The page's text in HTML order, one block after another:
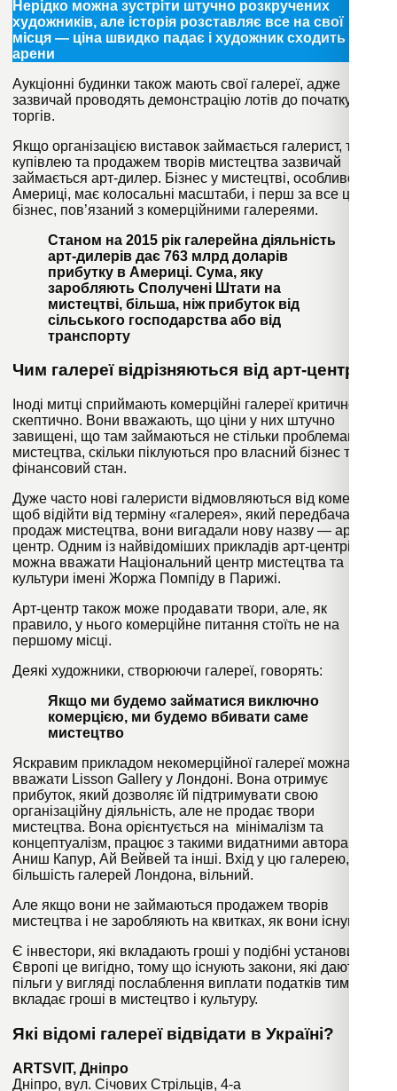
Нерідко можна зустріти штучно розкручених
художників, але історія розставляє все на свої
місця — ціна швидко падає і художник сходить з
арени
Аукціонні будинки також мають свої галереї, адже
зазвичай проводять демонстрацію лотів до початку
торгів.
Якщо організацією виставок займається галерист, то
купівлею та продажем творів мистецтва зазвичай
займається арт-дилер. Бізнес у мистецтві, особливо в
Америці, має колосальні масштаби, і перш за все це
бізнес, пов’язаний з комерційними галереями.
Станом на 2015 рік галерейна діяльність
арт-дилерів дає 763 млрд доларів
прибутку в Америці. Сума, яку
заробляють Сполучені Штати на
мистецтві, більша, ніж прибуток від
сільського господарства або від
транспорту
Чим галереї відрізняються від арт-центрів?
Іноді митці сприймають комерційні галереї критично та
скептично. Вони вважають, що ціни у них штучно
завищені, що там займаються не стільки проблемами
мистецтва, скільки піклуються про власний бізнес та
фінансовий стан.
Дуже часто нові галеристи відмовляються від комерції. І
щоб відійти від терміну «галерея», який передбачає
продаж мистецтва, вони вигадали нову назву — арт-
центр. Одним із найвідоміших прикладів арт-центрів
можна вважати Національний центр мистецтва та
культури імені Жоржа Помпіду в Парижі.
Арт-центр також може продавати твори, але, як
правило, у нього комерційне питання стоїть не на
першому місці.
Деякі художники, створюючи галереї, говорять:
Якщо ми будемо займатися виключно
комерцією, ми будемо вбивати саме
мистецтво
Яскравим прикладом некомерційної галереї можна
вважати Lisson Gallery у Лондоні. Вона отримує
прибуток, який дозволяє їй підтримувати свою
організаційну діяльність, але не продає твори
мистецтва. Вона орієнтується на мінімалізм та
концептуалізм, працює з такими видатними авторами як
Аниш Капур, Ай Вейвей та інші. Вхід у цю галерею, як і у
більшість галерей Лондона, вільний.
Але якщо вони не займаються продажем творів
мистецтва і не заробляють на квитках, як вони існують?
Є інвестори, які вкладають гроші у подібні установи. У
Європі це вигідно, тому що існують закони, які дають
пільги у вигляді послаблення виплати податків тим, хто
вкладає гроші в мистецтво і культуру.
Які відомі галереї відвідати в Україні?
ARTSVIT, Дніпро
Дніпро, вул. Січових Стрільців, 4-а